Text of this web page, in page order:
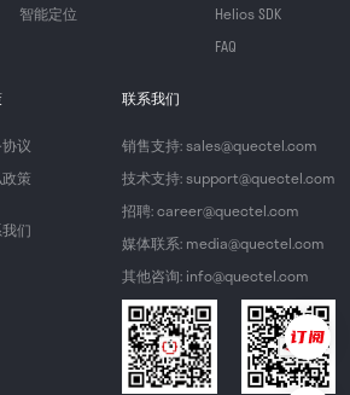
智能定位
Helios SDK
FAQ
议
策
们
联系我们
销售支持: sales@quectel.com
技术支持: support@quectel.com
招聘: career@quectel.com
媒体联系: media@quectel.com
其他咨询: info@quectel.com